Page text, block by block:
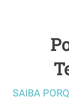
Laudo de Raio-X
Laudo de Raio-X
SAIBA